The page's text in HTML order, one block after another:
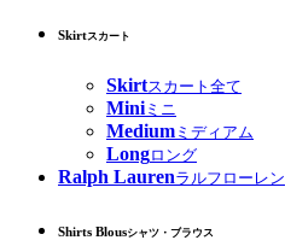
Skirtスカート
Skirtスカート全て
Miniミニ
Medium ミディアム
Longロング
Ralph Laurenラルフローレン
Shirts Blousシャツ・ブラウス